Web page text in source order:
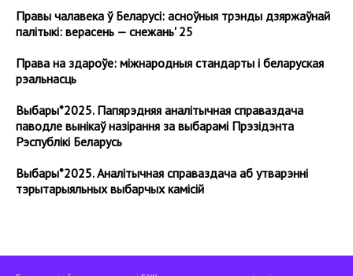
Правы чалавека ў Беларусі: асноўныя трэнды дзяржаўнай
палітыкі: верасень — снежань' 25
Права на здароўе: міжнародныя стандарты і беларуская
рэальнасць
Выбары*2025. Папярэдняя аналітычная справаздача
паводле вынікаў назірання за выбарамі Прэзідэнта
Рэспублікі Беларусь
Выбары*2025. Аналітычная cправаздача аб утварэнні
тэрытарыяльных выбарчых камісій